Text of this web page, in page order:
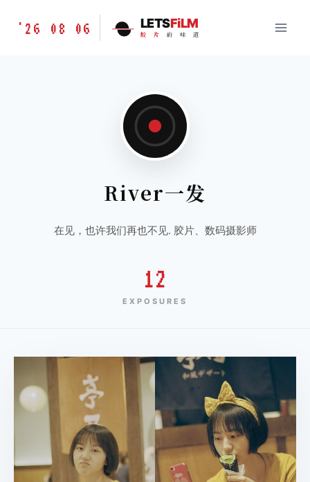
胶
'26 08 06 LETSFiLM
胶 片 的 味 道
River一发
在见，也许我们再也不见. 胶片、数码摄影师
12
EXPOSURES